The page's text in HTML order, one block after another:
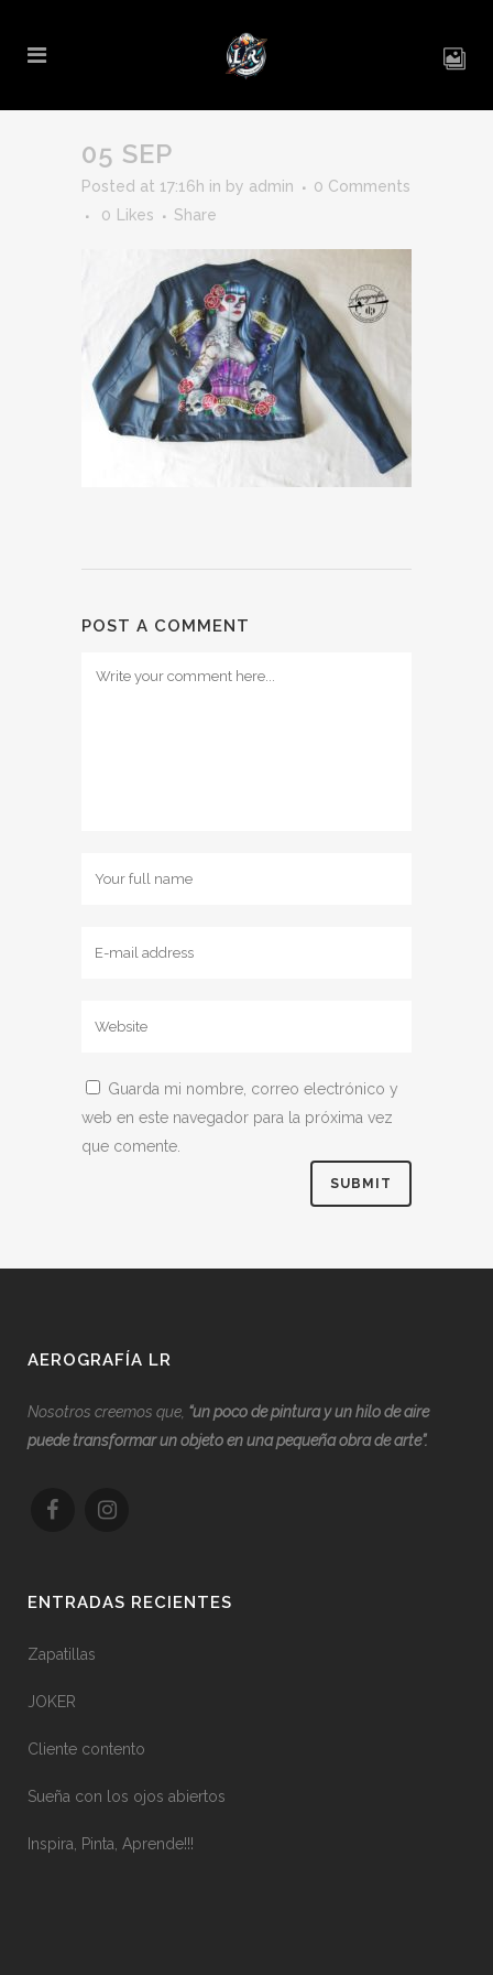
05 SEP
Posted at 17:16h in by admin
0 Comments
0
Likes Share
POST A COMMENT
Guarda mi nombre, correo electrónico y
web en este navegador para la próxima vez
que comente.
AEROGRAFÍA LR
Nosotros creemos que, “un poco de pintura y un hilo de aire
puede transformar un objeto en una pequeña obra de arte”.
ENTRADAS RECIENTES
Zapatillas
JOKER
Cliente contento
Sueña con los ojos abiertos
Inspira, Pinta, Aprende!!!